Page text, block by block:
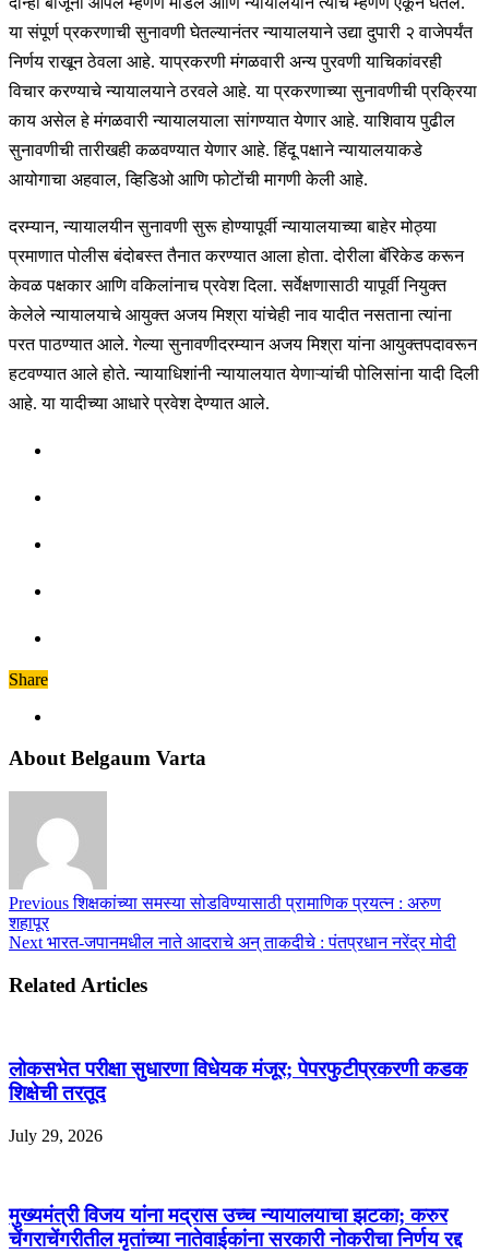
या संपूर्ण प्रकरणाची सुनावणी घेतल्यानंतर न्यायालयाने उद्या दुपारी २ वाजेपर्यंत
निर्णय राखून ठेवला आहे. याप्रकरणी मंगळवारी अन्य पुरवणी याचिकांवरही
विचार करण्याचे न्यायालयाने ठरवले आहे. या प्रकरणाच्या सुनावणीची प्रक्रिया
काय असेल हे मंगळवारी न्यायालयाला सांगण्यात येणार आहे. याशिवाय पुढील
सुनावणीची तारीखही कळवण्यात येणार आहे. हिंदू पक्षाने न्यायालयाकडे
आयोगाचा अहवाल, व्हिडिओ आणि फोटोंची मागणी केली आहे.
दरम्यान, न्यायालयीन सुनावणी सुरू होण्यापूर्वी न्यायालयाच्या बाहेर मोठ्या
प्रमाणात पोलीस बंदोबस्त तैनात करण्यात आला होता. दोरीला बॅरिकेड करून
केवळ पक्षकार आणि वकिलांनाच प्रवेश दिला. सर्वेक्षणासाठी यापूर्वी नियुक्त
केलेले न्यायालयाचे आयुक्त अजय मिश्रा यांचेही नाव यादीत नसताना त्यांना
परत पाठण्यात आले. गेल्या सुनावणीदरम्यान अजय मिश्रा यांना आयुक्तपदावरून
हटवण्यात आले होते. न्यायाधिशांनी न्यायालयात येणाऱ्यांची पोलिसांना यादी दिली
आहे. या यादीच्या आधारे प्रवेश देण्यात आले.
Share
About Belgaum Varta
Previousशिक्षकांच्या समस्या सोडविण्यासाठी प्रामाणिक प्रयत्न : अरुण
शहापूर
Next भारत-जपानमधील नाते आदराचे अन् ताकदीचे : पंतप्रधान नरेंद्र मोदी
Related Articles
लोकसभेत परीक्षा सुधारणा विधेयक मंजूर; पेपरफुटीप्रकरणी कडक
शिक्षेची तरतूद
July 29, 2026
मुख्यमंत्री विजय यांना मद्रास उच्च न्यायालयाचा झटका; करुर
चेंगराचेंगरीतील मृतांच्या नातेवाईकांना सरकारी नोकरीचा निर्णय रद्द